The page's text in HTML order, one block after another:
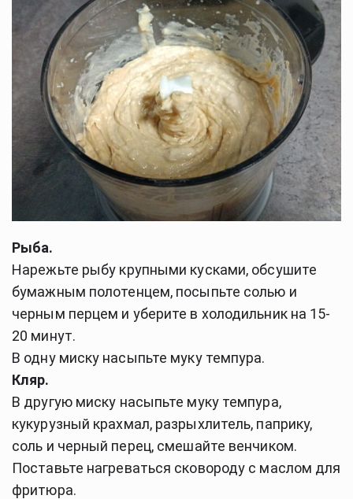
Рыба.
Нарежьте рыбу крупными кусками, обсушите
бумажным полотенцем, посыпьте солью и
черным перцем и уберите в холодильник на 15-
20 минут.
В одну миску насыпьте муку темпура.
Кляр.
В другую миску насыпьте муку темпура,
кукурузный крахмал, разрыхлитель, паприку,
соль и черный перец, смешайте венчиком.
Поставьте нагреваться сковороду с маслом для
фритюра.